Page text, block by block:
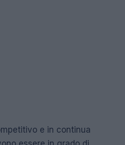
e in continua